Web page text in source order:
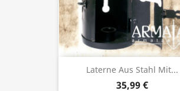
Laterne Aus Stahl Mit...
35,99 €